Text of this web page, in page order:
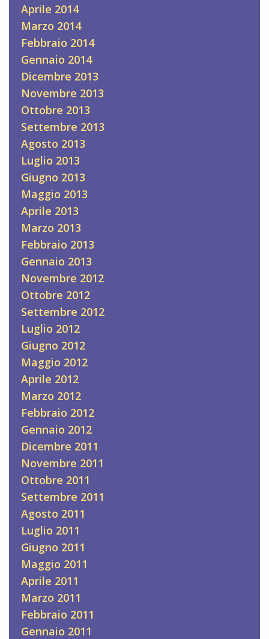
Aprile 2014
Marzo 2014
Febbraio 2014
Gennaio 2014
Dicembre 2013
Novembre 2013
Ottobre 2013
Settembre 2013
Agosto 2013
Luglio 2013
Giugno 2013
Maggio 2013
Aprile 2013
Marzo 2013
Febbraio 2013
Gennaio 2013
Novembre 2012
Ottobre 2012
Settembre 2012
Luglio 2012
Giugno 2012
Maggio 2012
Aprile 2012
Marzo 2012
Febbraio 2012
Gennaio 2012
Dicembre 2011
Novembre 2011
Ottobre 2011
Settembre 2011
Agosto 2011
Luglio 2011
Giugno 2011
Maggio 2011
Aprile 2011
Marzo 2011
Febbraio 2011
Gennaio 2011